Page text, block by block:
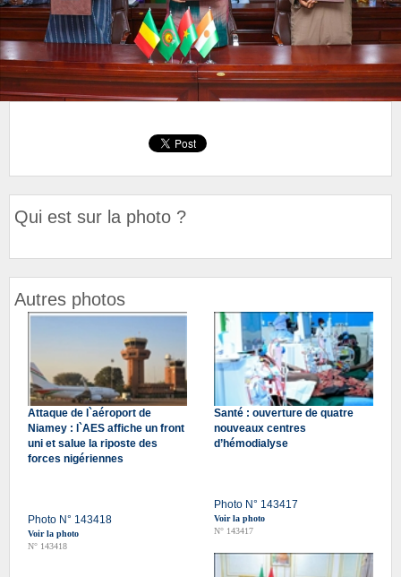
Qui est sur la photo ?
Autres photos
Attaque de l`aéroport de
Niamey : l`AES affiche un front
uni et salue la riposte des
forces nigériennes
Photo N° 143418
Voir la photo
N° 143418
Santé : ouverture de quatre
nouveaux centres
d’hémodialyse
Photo N° 143417
Voir la photo
N° 143417